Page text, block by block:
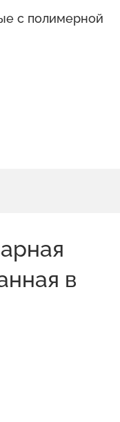
с полимерной
в